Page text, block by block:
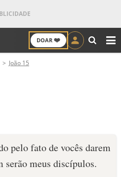
DOAR ❤️
João 15
pelo fato de vocês darem
meus discípulos.